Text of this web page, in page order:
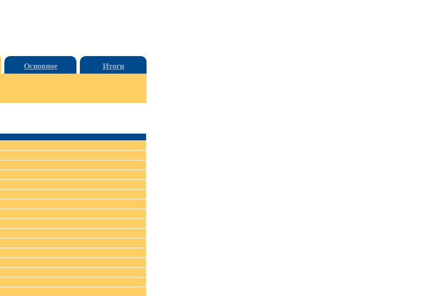
Основное Итоги